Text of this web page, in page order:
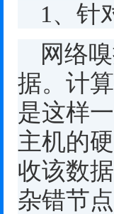
1、针
网络
据。计
是这样
主机的
收该数
杂错节